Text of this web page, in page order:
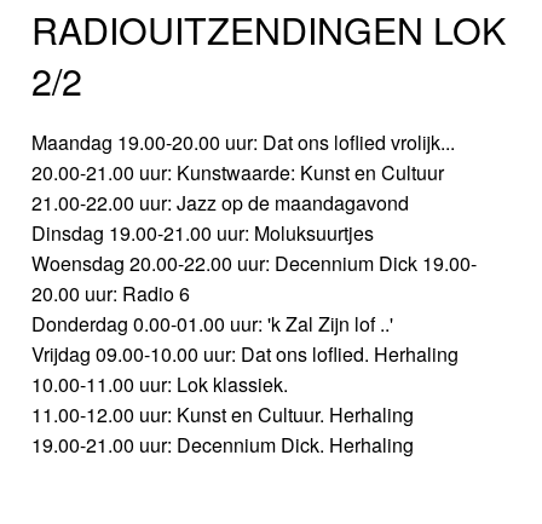
RADIOUITZENDINGEN LOK
2/2
Maandag 19.00-20.00 uur: Dat ons loflied vrolijk...
20.00-21.00 uur: Kunstwaarde: Kunst en Cultuur
21.00-22.00 uur: Jazz op de maandagavond
Dinsdag 19.00-21.00 uur: Moluksuurtjes
Woensdag 20.00-22.00 uur: Decennium Dick 19.00-
20.00 uur: Radio 6
Donderdag 0.00-01.00 uur: 'k Zal Zijn lof ..'
Vrijdag 09.00-10.00 uur: Dat ons loflied. Herhaling
10.00-11.00 uur: Lok klassiek.
11.00-12.00 uur: Kunst en Cultuur. Herhaling
19.00-21.00 uur: Decennium Dick. Herhaling